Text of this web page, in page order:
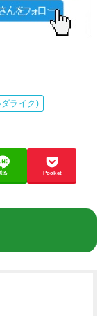
ライク)
る Pocket